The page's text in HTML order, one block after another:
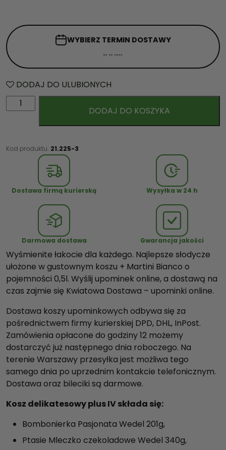
WYBIERZ TERMIN DOSTAWY
DODAJ DO ULUBIONYCH
l
ć
k
a
t
e
s
o
w
y
p
l
u
I
DODAJ DO KOSZYKA
Kod produktu: 21.225-3
Dostawa firmą kurierską Wysyłka w 24 h
Darmowa dostawa Gwarancja jakości
Wyśmienite łakocie dla każdego. Najlepsze słodycze
ułożone w gustownym koszu + Martini Bianco o
pojemności 0,5l. Wyślij upominek online, a dostawą na
czas zajmie się Kwiatowa Dostawa – upominki online.
Dostawa koszy upominkowych odbywa się za
pośrednictwem firmy kurierskiej DPD, DHL, InPost.
Zamówienia opłacone do godziny 12 możemy
dostarczyć już następnego dnia roboczego. Na
terenie Warszawy przesyłka jest możliwa tego
samego dnia po uprzednim kontakcie telefonicznym.
Dostawa oraz bileciki są darmowe.
Kosz delikatesowy plus IV składa się:
Bombonierka Pasjonata Wedel 201g,
Ptasie Mleczko czekoladowe Wedel 340g,